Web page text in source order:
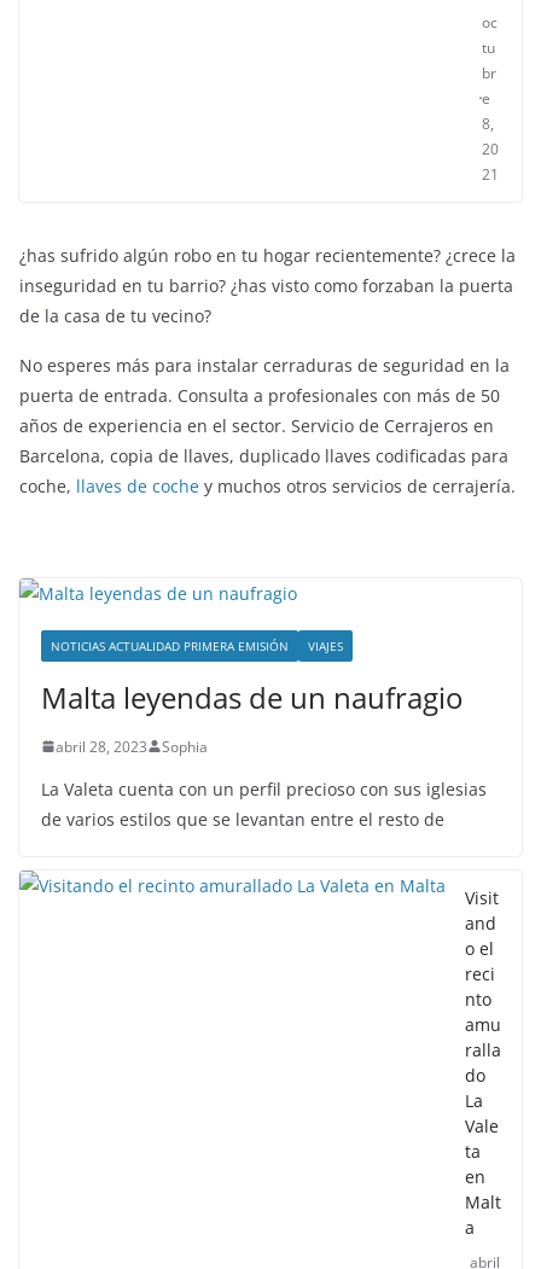
oc
tu
br
e
8,
20
21
¿has sufrido algún robo en tu hogar recientemente? ¿crece la
inseguridad en tu barrio? ¿has visto como forzaban la puerta
de la casa de tu vecino?
No esperes más para instalar cerraduras de seguridad en la
puerta de entrada. Consulta a profesionales con más de 50
años de experiencia en el sector. Servicio de Cerrajeros en
Barcelona, copia de llaves, duplicado llaves codificadas para
coche, llaves de coche y muchos otros servicios de cerrajería.
NOTICIAS ACTUALIDAD PRIMERA EMISIÓN VIAJES
Malta leyendas de un naufragio
abril 28, 2023 Sophia
La Valeta cuenta con un perfil precioso con sus iglesias
de varios estilos que se levantan entre el resto de
Visit
and
o el
reci
nto
amu
ralla
do
La
Vale
ta
en
Malt
a
abril